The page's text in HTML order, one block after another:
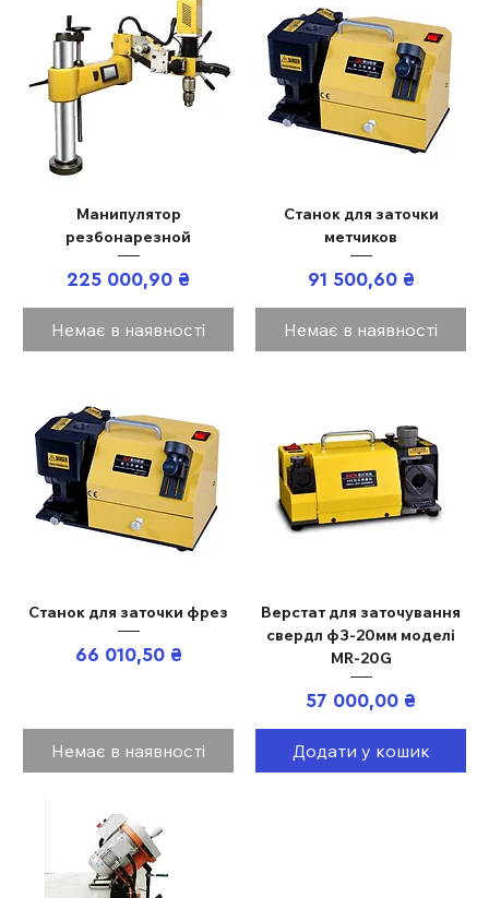
Манипулятор
резбонарезной
Ціна
225 000,90 ₴
Немає в наявності
Станок для заточки
метчиков
Ціна
91 500,60 ₴
Немає в наявності
Станок для заточки фрез
Ціна
66 010,50 ₴
Немає в наявності
Верстат для заточування
свердл ф3-20мм моделі
MR-20G
Ціна
57 000,00 ₴
Додати у кошик